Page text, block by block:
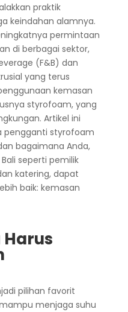
praktik
keindahan alamnya.
permintaan
di berbagai sektor,
(F&B) dan
yang terus
kemasan
styrofoam, yang
Artikel ini
pengganti styrofoam
bagaimana Anda,
seperti pemilik
katering, dapat
baik: kemasan
pilihan favorit
menjaga suhu